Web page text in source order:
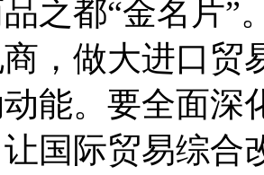
之都“金名片”
，做大进口贸
能。要全面深
国际贸易综合